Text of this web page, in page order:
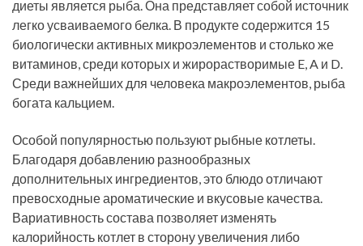
диеты является рыба. Она представляет собой источник
легко усваиваемого белка. В продукте содержится 15
биологически активных микроэлементов и столько же
витаминов, среди которых и жирорастворимые E, A и D.
Среди важнейших для человека макроэлементов, рыба
богата кальцием.
Особой популярностью пользуют рыбные котлеты.
Благодаря добавлению разнообразных
дополнительных ингредиентов, это блюдо отличают
превосходные ароматические и вкусовые качества.
Вариативность состава позволяет изменять
калорийность котлет в сторону увеличения либо